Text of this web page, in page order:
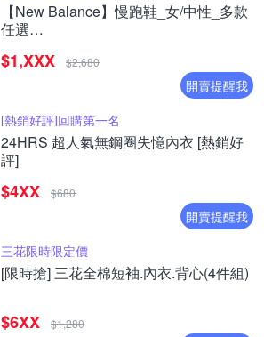
【New Balance】慢跑鞋_女/中性_多款
任選
(網路獨家款)
$1,XXX $2,680
開賣提醒我
[熱銷好評]回購第一名
24HRS 超人氣無鋼圈失憶內衣 [熱銷好
評]
$4XX $680
開賣提醒我
三花限時限定價
[限時搶] 三花全棉短袖.內衣.背心(4件組)
$6XX $1,280